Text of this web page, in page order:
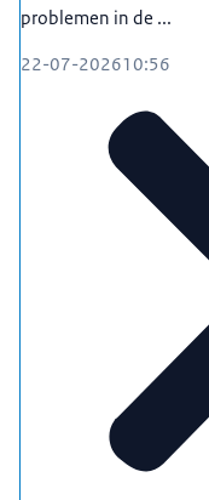
problemen in de ...
22-07-202610:56